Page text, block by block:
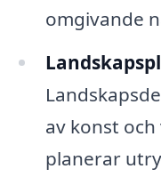
omgivande
av konst
planerar